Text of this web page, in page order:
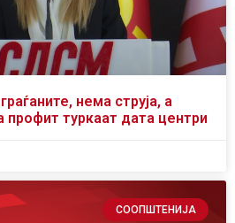
нема струја, а
туркаат дата центри
СООПШТЕНИЈА